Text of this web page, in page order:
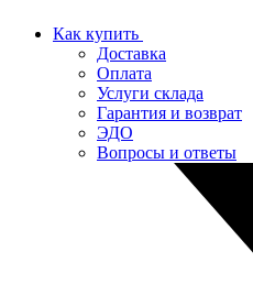
Как купить
Доставка
Оплата
Услуги склада
Гарантия и возврат
ЭДО
Вопросы и ответы